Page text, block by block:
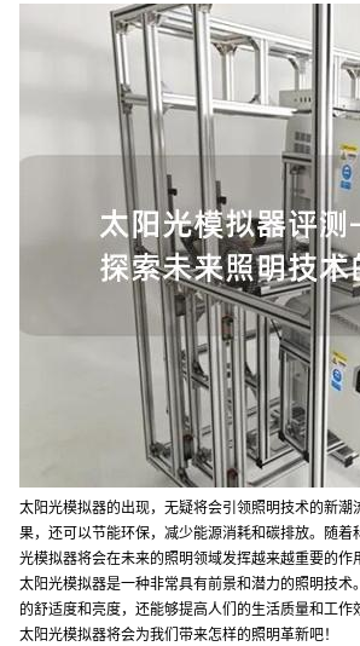
太阳光模拟器的出现，无疑将会引领照明技术的新潮
果，还可以节能环保，减少能源消耗和碳排放。随着
光模拟器将会在未来的照明领域发挥越来越重要的作
太阳光模拟器是一种非常具有前景和潜力的照明技术
的舒适度和亮度，还能够提高人们的生活质量和工作
太阳光模拟器将会为我们带来怎样的照明革新吧！